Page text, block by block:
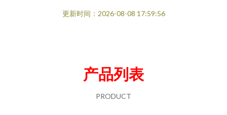
更新时间：2026-08-08 17:59:56
产品列表
PRODUCT